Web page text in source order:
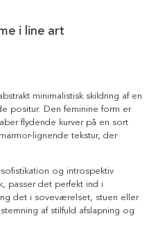
i line art
minimalistisk skildring af en
positur. Den feminine form er
flydende kurver på en sort
lignende tekstur, der
og introspektiv
passer det perfekt ind i
det i soveværelset, stuen eller
af stilfuld afslapning og